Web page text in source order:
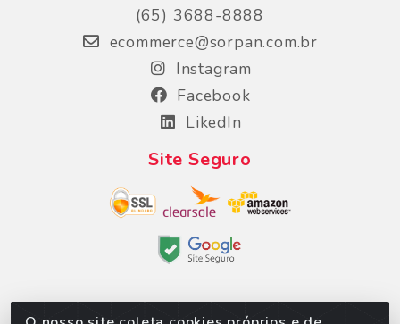
(65) 3688-8888
ecommerce@sorpan.com.br
Instagram
Facebook
LikedIn
Site Seguro